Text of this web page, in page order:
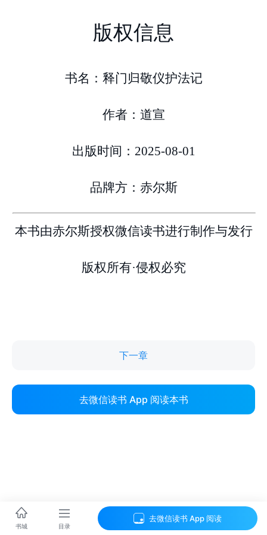
下一章
去微信读书 App 阅读本书
书城 目录
去微信读书 App 阅读